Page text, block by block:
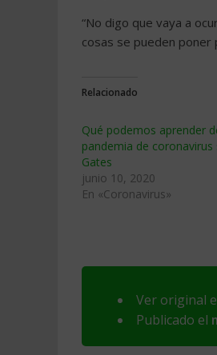
“No digo que vaya a
cosas se pueden poner
Relacionado
Qué podemos aprender
pandemia de coronavirus
Gates
junio 10, 2020
En «Coronavirus»
Ver original
Publicado el